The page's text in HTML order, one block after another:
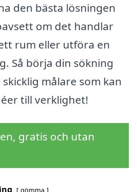
den bästa lösningen
om det handlar
rum eller utföra en
Så börja din sökning
målare som kan
till verklighet!
gratis och utan
gömma